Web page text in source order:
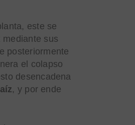
este se
sus
posteriormente
el colapso
desencadena
, y por ende